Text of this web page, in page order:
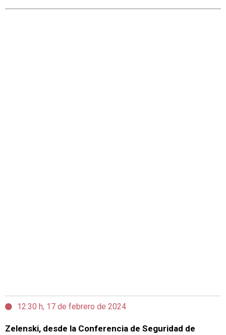
12:30 h, 17 de febrero de 2024
Zelenski, desde la Conferencia de Seguridad de